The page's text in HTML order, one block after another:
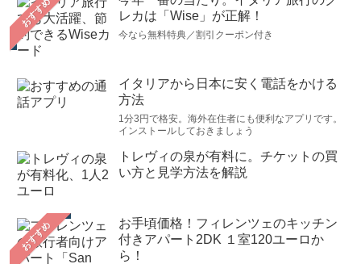
おすすめ
レカは「Wise」が正解！
今なら無料特典／割引クーポン付き
イタリアから日本に安く電話をかける
方法
1分3円で格安。海外在住者にも便利なアプリです。
インストールしておきましょう
トレヴィの泉が有料に。チケットの買
い方と見学方法を解説
おすすめ
お手頃価格！フィレンツェのキッチン
付きアパート2DK １室120ユーロか
ら！